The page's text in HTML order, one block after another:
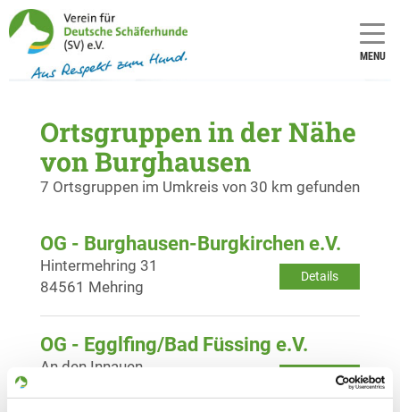
MENU
Ortsgruppen in der Nähe
von Burghausen
7 Ortsgruppen im Umkreis von 30 km gefunden
OG - Burghausen-Burgkirchen e.V.
Details
Hintermehring 31
84561 Mehring
OG - Egglfing/Bad Füssing e.V.
Details
An den Innauen